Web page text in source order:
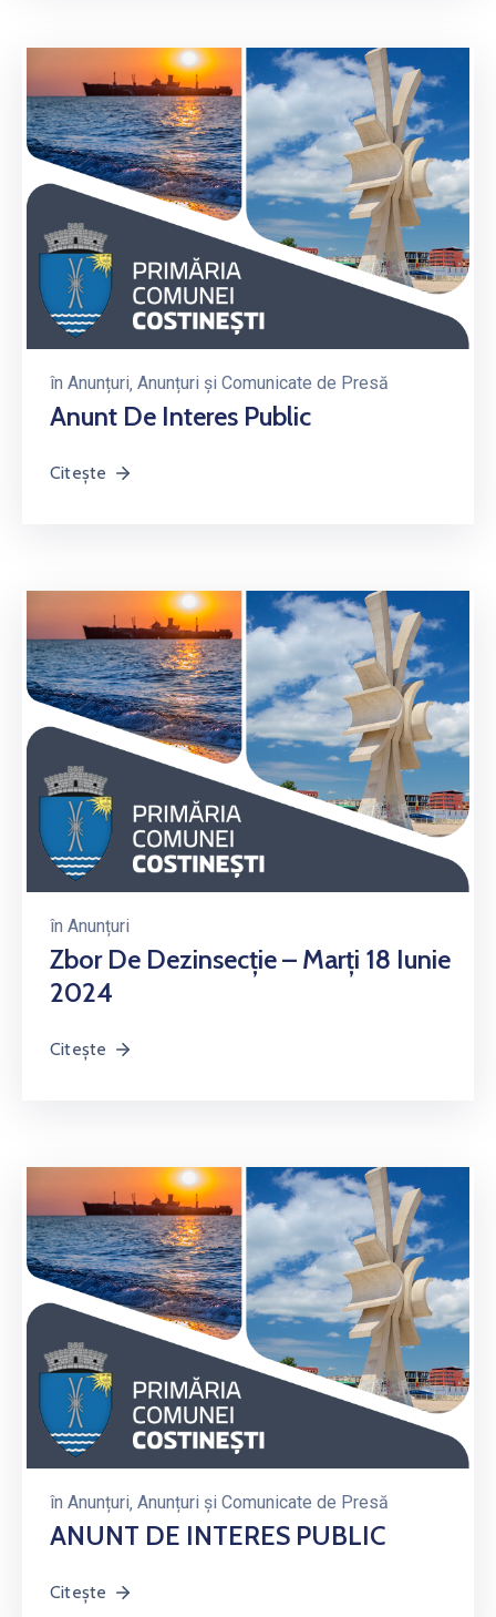
în Anunțuri‚ Anunțuri și Comunicate de Presă
Anunt De Interes Public
Citește
în Anunțuri
Zbor De Dezinsecție – Marți 18 Iunie
2024
Citește
în Anunțuri‚ Anunțuri și Comunicate de Presă
ANUNT DE INTERES PUBLIC
Citește